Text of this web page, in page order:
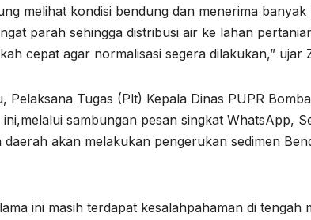
melihat kondisi bendung dan menerima
parah sehingga distribusi air ke lahan
cepat agar normalisasi segera dilakukan,” ujar
Pelaksana Tugas (Plt) Kepala Dinas PUPR
sambungan pesan singkat WhatsApp,
akan melakukan pengerukan sedimen
ini masih terdapat kesalahpahaman di tengah